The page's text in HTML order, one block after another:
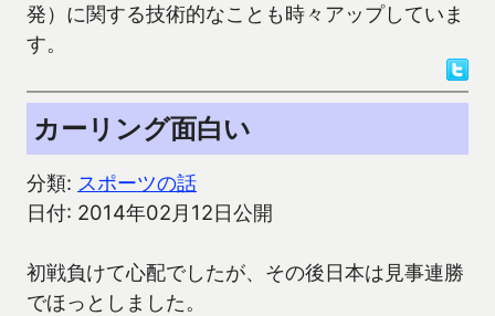
発）に関する技術的なことも時々アップしていま
す。
カーリング面白い
分類: スポーツの話
日付: 2014年02月12日公開
初戦負けて心配でしたが、その後日本は見事連勝
でほっとしました。